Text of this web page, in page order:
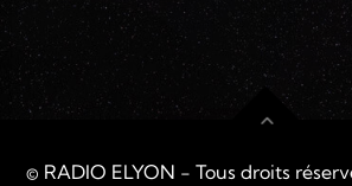
© RADIO ELYON - Tous droits